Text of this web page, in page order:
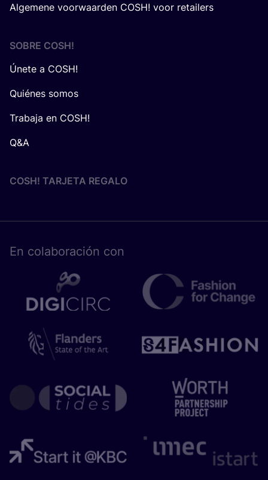
Algemene voorwaarden COSH! voor retailers
SOBRE COSH!
Únete a COSH!
Quiénes somos
Trabaja en COSH!
Q&A
COSH! TARJETA REGALO
En cola­bo­ra­ción con